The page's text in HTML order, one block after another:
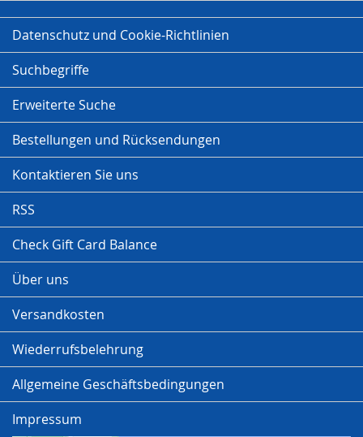
Datenschutz und Cookie-Richtlinien
Suchbegriffe
Erweiterte Suche
Bestellungen und Rücksendungen
Kontaktieren Sie uns
RSS
Check Gift Card Balance
Über uns
Versandkosten
Wiederrufsbelehrung
Allgemeine Geschäftsbedingungen
Impressum